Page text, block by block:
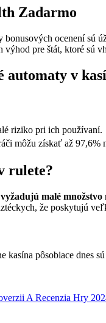
Zadarmo
ocenení sú
pre štát, ktoré sú
v
riziko pri ich používaní.
môžu získať až
rulete?
malé
že poskytujú
kasína pôsobiace
A Recenzia Hry